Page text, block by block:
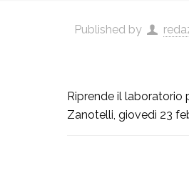
Published by
Riprende il laboratorio
Zanotelli, giovedì 23